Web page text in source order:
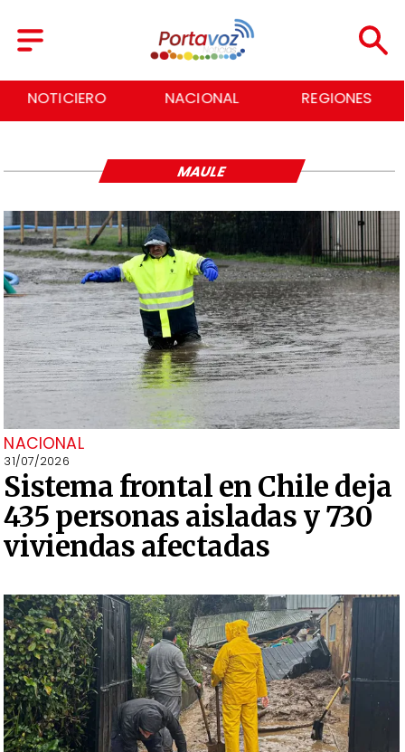
NOTICIERO NACIONAL REGIONES
NACIONAL
31/07/2026
Sistema frontal en Chile deja
435 personas aisladas y 730
viviendas afectadas
MAULE